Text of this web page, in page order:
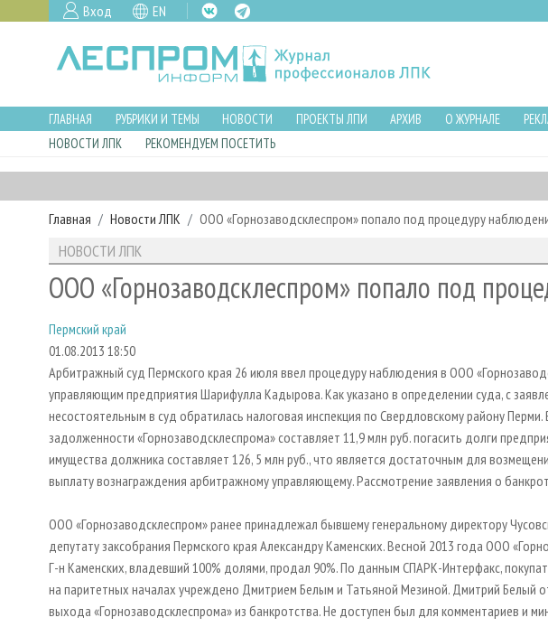
Вход EN
ГЛАВНАЯ РУБРИКИ И ТЕМЫ НОВОСТИ ПРОЕКТЫ ЛПИ АРХИВ О ЖУРНАЛЕ
НОВОСТИ ЛПК
РЕКОМЕНДУЕМ ПОСЕТИТЬ
Главная Новости ЛПК ООО «Горнозаводсклеспром» попало под процедуру
НОВОСТИ ЛПК
ООО «Горнозаводсклеспром» попало под
Пермский край
01.08.2013 18:50
Арбитражный суд Пермского края 26 июля ввел процедуру наблюдения в ООО
управляющим предприятия Шарифулла Кадырова. Как указано в определении суда, с
несостоятельным в суд обратилась налоговая инспекция по Свердловскому району
задолженности «Горнозаводсклеспрома» составляет 11,9 млн руб. погасить долги
имущества должника составляет 126, 5 млн руб., что является достаточным для
выплату вознаграждения арбитражному управляющему. Рассмотрение заявления о
ООО «Горнозаводсклеспром» ранее принадлежал бывшему генеральному директору
депутату заксобрания Пермского края Александру Каменских. Весной 2013 года ООО
Г-н Каменских, владевший 100% долями, продал 90%. По данным СПАРК-Интерфакс,
на паритетных началах учреждено Дмитрием Белым и Татьяной Мезиной. Дмитрий Белый
выхода «Горнозаводсклеспрома» из банкротства. Не доступен был для комментариев и